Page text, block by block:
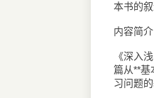
本书的
内容简介
《深入
篇从**基
习问题